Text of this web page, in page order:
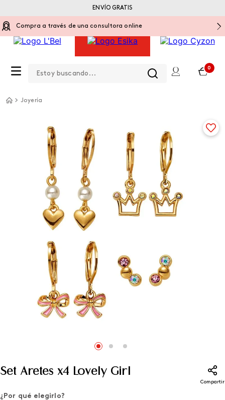
Compra a través de una consultora online
0
ENVÍO GRATIS
Joyería
Set Aretes x4 Lovely Girl
Compartir
¿Por qué elegirlo?